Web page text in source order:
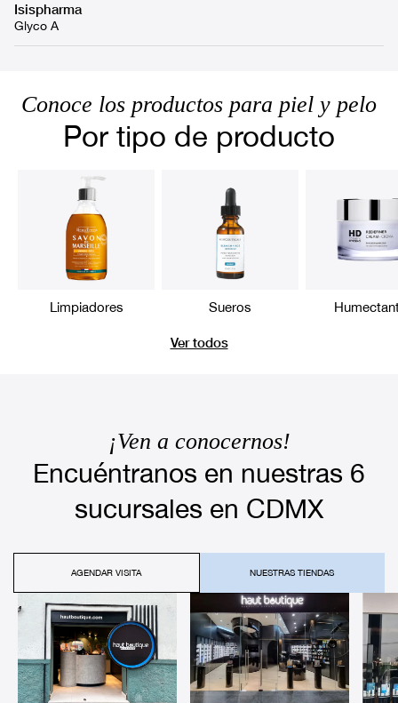
Isispharma
Glyco A
Conoce los productos para piel y pelo
Por tipo de producto
Limpiadores Sueros
Ver todos
¡Ven a conocernos!
Encuéntranos en nuestras 6
sucursales en CDMX
AGENDAR VISITA NUESTRAS TIENDAS